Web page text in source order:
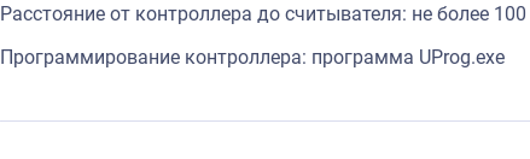
Расстояние от контроллера до считывателя: не более
Программирование контроллера: программа UProg.exe